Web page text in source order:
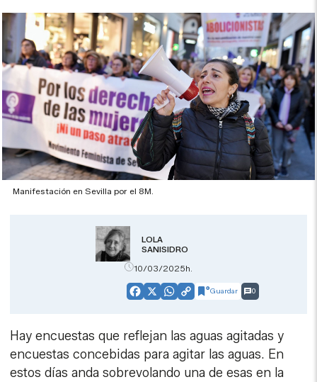
Manifestación en Sevilla por el 8M.
LOLA
SANISIDRO
10/03/2025h.
Facebook
X WhatsApp
CopyGuardar 0
Hay encuestas que reflejan las aguas agitadas y
encuestas concebidas para agitar las aguas. En
estos días anda sobrevolando una de esas en la